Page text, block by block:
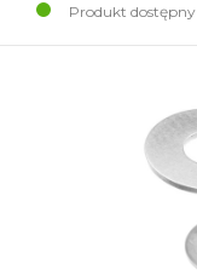
Produkt dostępny